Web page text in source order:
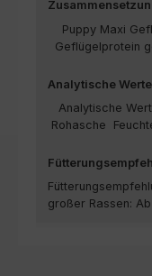
Puppy Maxi
Geflügelprotein
Analytische Werte
Analytische
Rohasche
großer Rassen: